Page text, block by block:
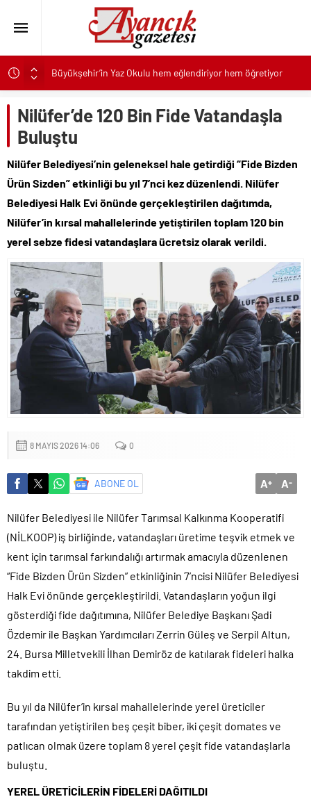
Büyükşehir’in Yaz Okulu hem eğlendiriyor hem öğretiyor
İzmir’in simge yapısı Cihan Palas yeniden hayat buluyor
Başkan Tugay’dan Kazakistan iş dünyasına İzmir daveti
Kaspersky: Doğru BT alışkanlıkları siber dayanıklılığı
güçlendiriyor
30 ilçeye 4,6 milyar liralık yatırım
Zumba ve pilates dersleri şimdi Buca Arena Stadı’nda
SAS, Güvenilir İnovasyon ve Küresel Etkiyle Dolu 50 Yılı
Geride Bırakıyor
Engelsiz Yaşam Merkezi’nde Üreterek Güçleniyorlar
Alman edebiyatının iki buçuk asırlık serüveni bu kitapta:
“Modern Alman Edebiyatı”
Keçiören’de “Keşmir Dayanışma Günü”ne Özel Sergi Açılışı
Yapıldı
Nilüfer’de 120 Bin Fide Vatandaşla
Buluştu
Nilüfer Belediyesi’nin geleneksel hale getirdiği “Fide Bizden
Ürün Sizden” etkinliği bu yıl 7’nci kez düzenlendi. Nilüfer
Belediyesi Halk Evi önünde gerçekleştirilen dağıtımda,
Nilüfer’in kırsal mahallelerinde yetiştirilen toplam 120 bin
yerel sebze fidesi vatandaşlara ücretsiz olarak verildi.
8 MAYIS 2026 14:06 0
ABONE OL A+ A-
Nilüfer Belediyesi ile Nilüfer Tarımsal Kalkınma Kooperatifi
(NİLKOOP) iş birliğinde, vatandaşları üretime teşvik etmek ve
kent için tarımsal farkındalığı artırmak amacıyla düzenlenen
“Fide Bizden Ürün Sizden” etkinliğinin 7’ncisi Nilüfer Belediyesi
Halk Evi önünde gerçekleştirildi. Vatandaşların yoğun ilgi
gösterdiği fide dağıtımına, Nilüfer Belediye Başkanı Şadi
Özdemir ile Başkan Yardımcıları Zerrin Güleş ve Serpil Altun,
24. Bursa Milletvekili İlhan Demiröz de katılarak fideleri halka
takdim etti.
Bu yıl da Nilüfer’in kırsal mahallelerinde yerel üreticiler
tarafından yetiştirilen beş çeşit biber, iki çeşit domates ve
patlıcan olmak üzere toplam 8 yerel çeşit fide vatandaşlarla
buluştu.
YEREL ÜRETİCİLERİN FİDELERİ DAĞITILDI